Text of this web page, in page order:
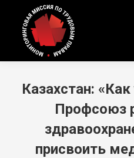
Казахстан:
Профсоюз
присвоить